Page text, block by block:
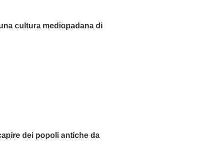
cultura mediopadana di
dei popoli antiche da